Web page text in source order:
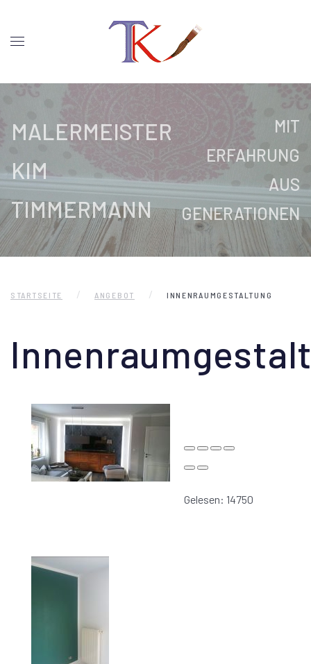
MALERMEISTER
KIM
TIMMERMANN
MIT
ERFAHRUNG
AUS
GENERATIONEN
STARTSEITE ANGEBOT INNENRAUMGESTALTUNG
Gelesen: 14750